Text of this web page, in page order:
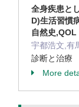
全​身​疾​患​と​
D​)​生​活​習​慣​
自​然​史​,​Q​O​L
宇都浩文,有
診断と治
More